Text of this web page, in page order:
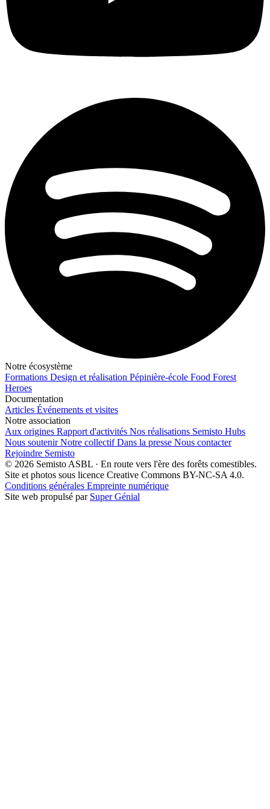
Notre écosystème
Formations Design et réalisation Pépinière-école Food Forest
Heroes
Documentation
Articles Événements et visites
Notre association
Aux origines Rapport d'activités Nos réalisations Semisto Hubs
Nous soutenirNotre collectifDans la presse Nous contacter
Rejoindre Semisto
© 2026 Semisto ASBL · En route vers l'ère des forêts comestibles.
Site et photos sous licence Creative Commons BY-NC-SA 4.0.
Conditions générales Empreinte numérique
Site web propulsé par Super Génial